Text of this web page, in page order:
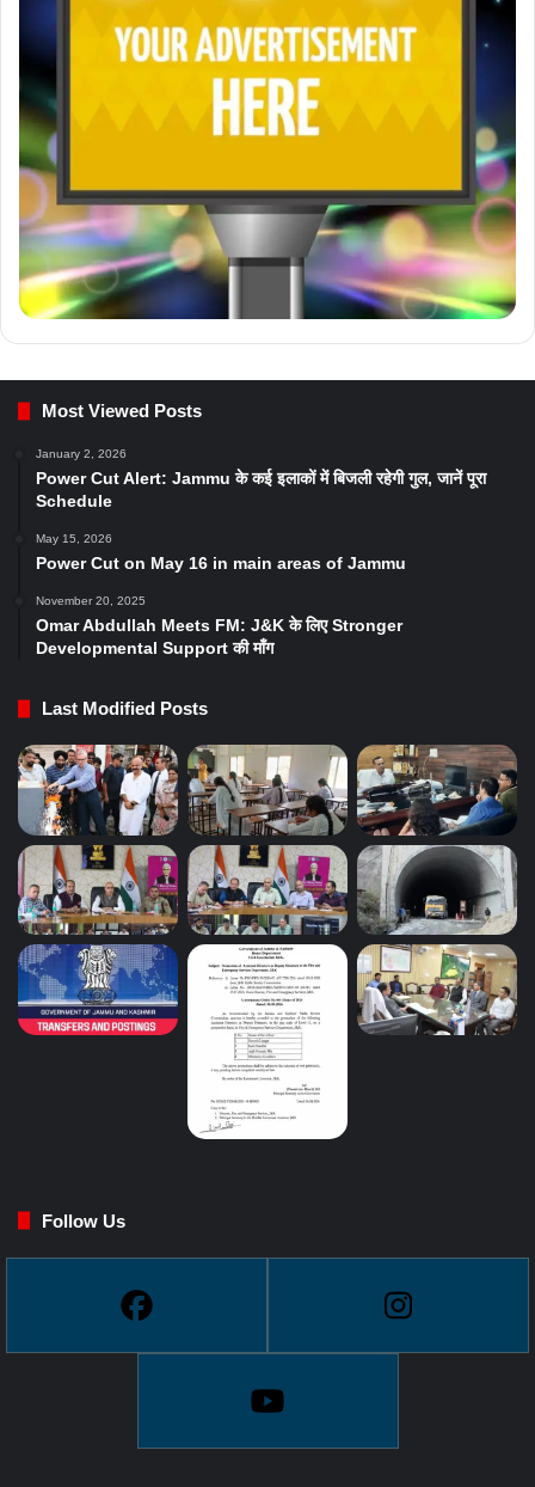
Most Viewed Posts
January 2, 2026
Power Cut Alert: Jammu के कई इलाकों में बिजली रहेगी गुल, जानें पूरा
Schedule
May 15, 2026
Power Cut on May 16 in main areas of Jammu
November 20, 2025
Omar Abdullah Meets FM: J&K के लिए Stronger
Developmental Support की माँग
Last Modified Posts
Follow Us